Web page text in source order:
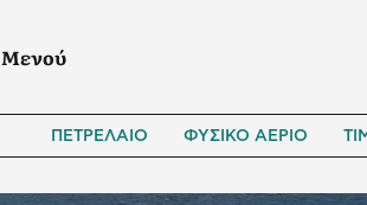
Μενού
ΠΕΤΡΕΛΑΙΟ ΦΥΣΙΚΟ ΑΕΡΙΟ